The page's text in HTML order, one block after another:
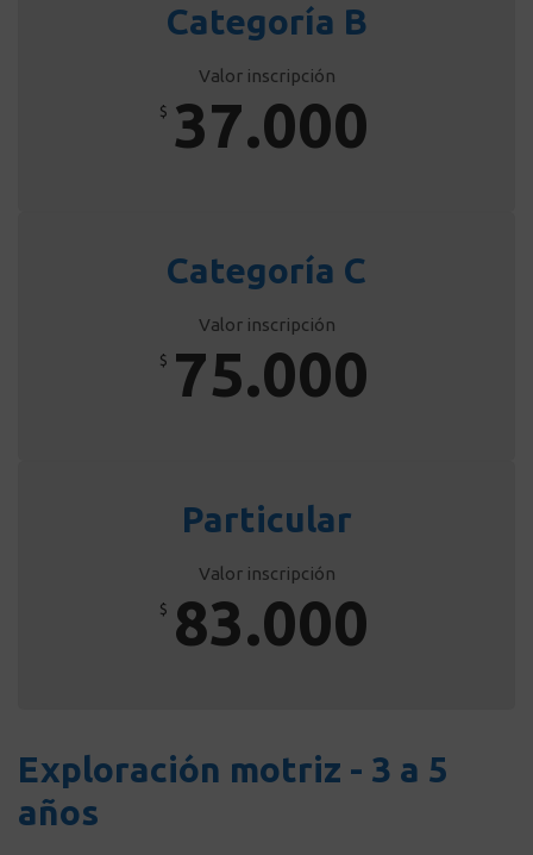
Categoría B
Valor inscripción
$ 37.000
Categoría C
Valor inscripción
$ 75.000
Particular
Valor inscripción
$ 83.000
Exploración motriz - 3 a 5
años